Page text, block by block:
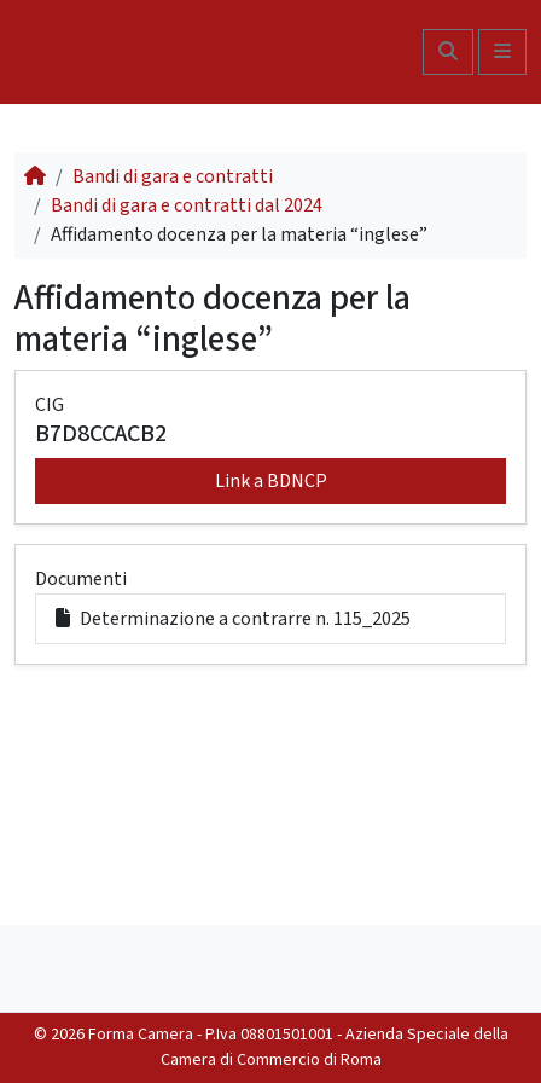
Search
Bandi di gara e contratti
Bandi di gara e contratti dal 2024
Affidamento docenza per la materia “inglese”
Affidamento docenza per la
materia “inglese”
CIG
B7D8CCACB2
Link a BDNCP
Documenti
Determinazione a contrarre n. 115_2025
© 2026 Forma Camera - P.Iva 08801501001 - Azienda Speciale della
Camera di Commercio di Roma